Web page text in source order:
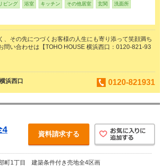
ビング 浴室 キッチン その他居室 玄関 洗面所
その先につづくお客様の人生にも寄り添って笑顔満ち
問い合わせは【TOHO HOUSE 横浜西口：0120-821-93
浜西口 0120-821931
4
資料請求する
町1丁目 建築条件付き売地全4区画